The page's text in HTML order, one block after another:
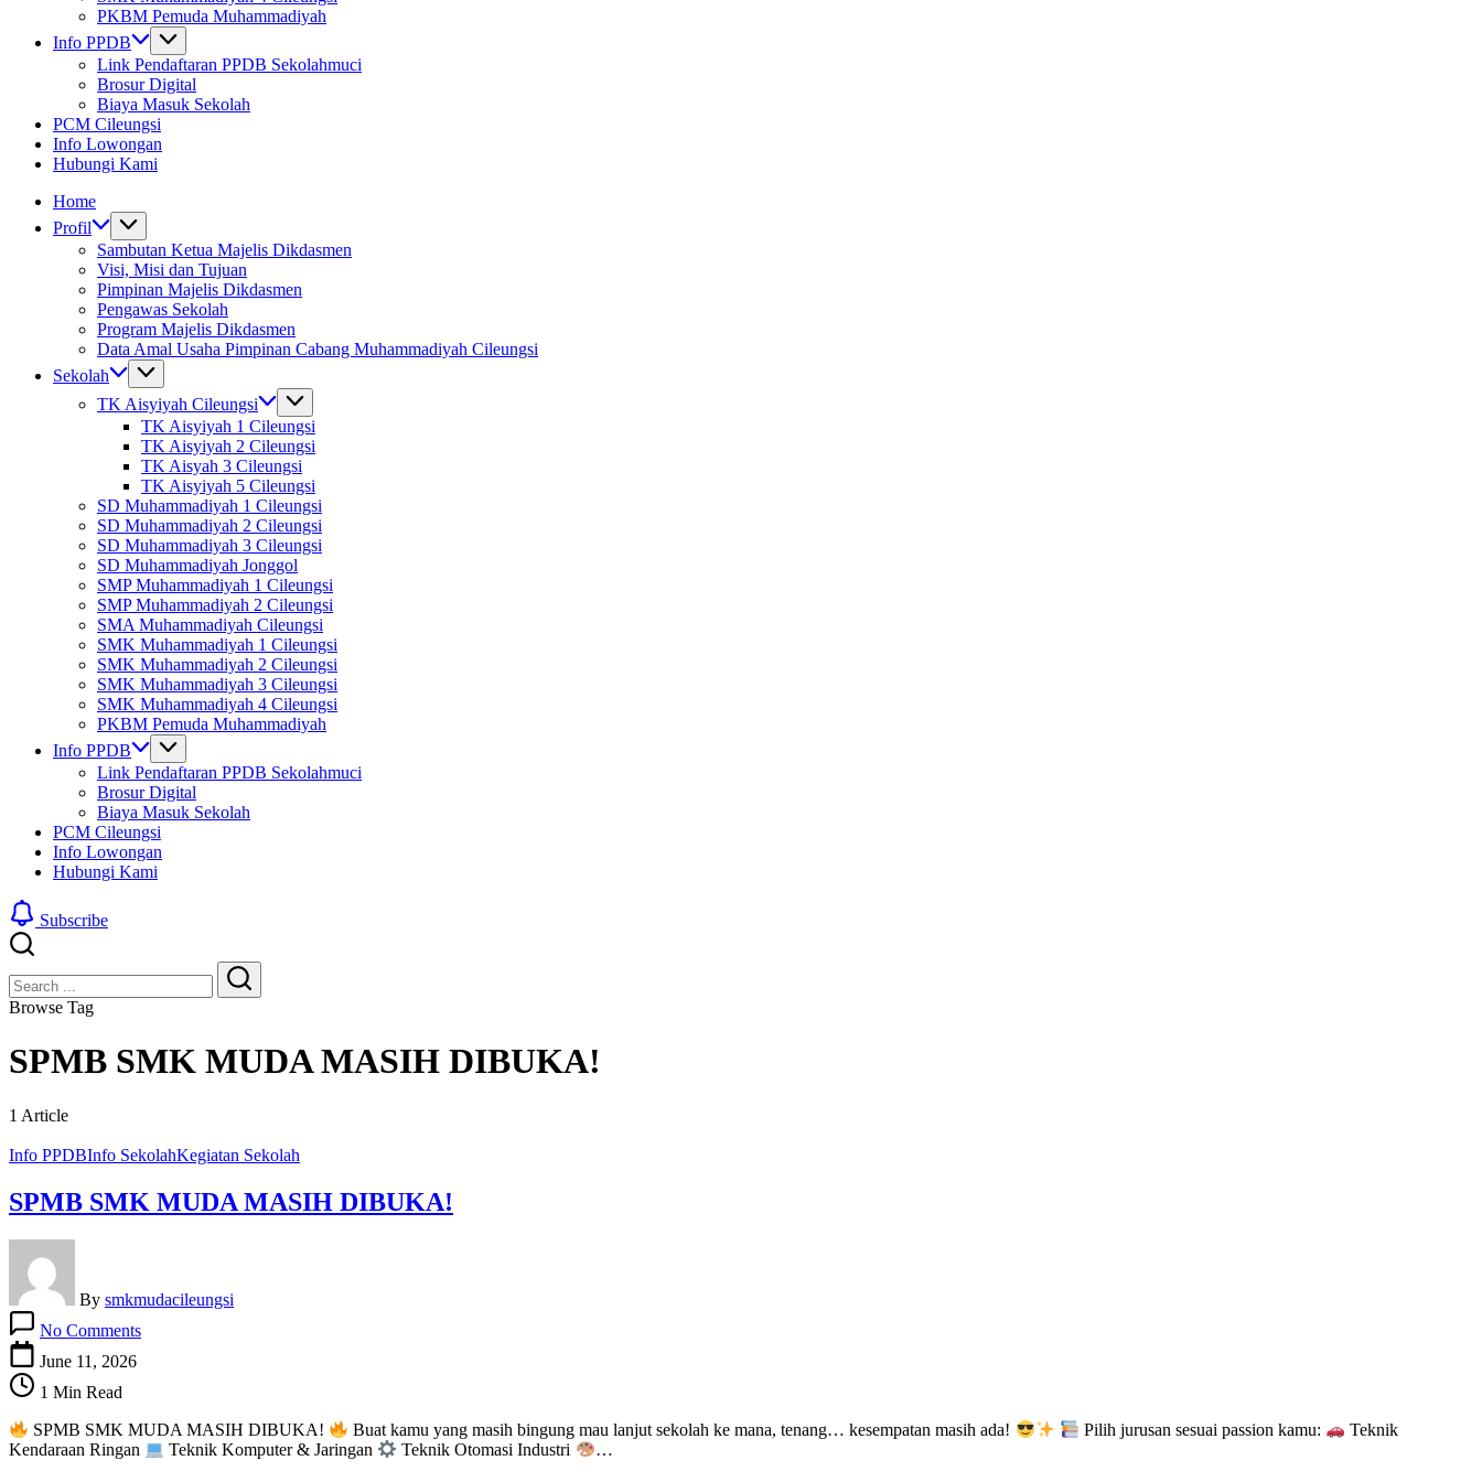
PKBM Pemuda Muhammadiyah
Info PPDB
Link Pendaftaran PPDB Sekolahmuci
Brosur Digital
Biaya Masuk Sekolah
PCM Cileungsi
Info Lowongan
Hubungi Kami
Home
Profil
Sambutan Ketua Majelis Dikdasmen
Visi, Misi dan Tujuan
Pimpinan Majelis Dikdasmen
Pengawas Sekolah
Program Majelis Dikdasmen
Data Amal Usaha Pimpinan Cabang Muhammadiyah Cileungsi
Sekolah
TK Aisyiyah Cileungsi
TK Aisyiyah 1 Cileungsi
TK Aisyiyah 2 Cileungsi
TK Aisyah 3 Cileungsi
TK Aisyiyah 5 Cileungsi
SD Muhammadiyah 1 Cileungsi
SD Muhammadiyah 2 Cileungsi
SD Muhammadiyah 3 Cileungsi
SD Muhammadiyah Jonggol
SMP Muhammadiyah 1 Cileungsi
SMP Muhammadiyah 2 Cileungsi
SMA Muhammadiyah Cileungsi
SMK Muhammadiyah 1 Cileungsi
SMK Muhammadiyah 2 Cileungsi
SMK Muhammadiyah 3 Cileungsi
SMK Muhammadiyah 4 Cileungsi
PKBM Pemuda Muhammadiyah
Info PPDB
Link Pendaftaran PPDB Sekolahmuci
Brosur Digital
Biaya Masuk Sekolah
PCM Cileungsi
Info Lowongan
Hubungi Kami
Subscribe
Search
Search
Browse Tag
SPMB SMK MUDA MASIH DIBUKA!
1 Article
Info PPDBInfo SekolahKegiatan Sekolah
SPMB SMK MUDA MASIH DIBUKA!
By smkmudacileungsi
No CommentsSPMB
June 11, 2026
1 Min Read
SPMB SMK MUDA MASIH DIBUKA! Buat kamu yang masih bingung mau lanjut sekolah ke mana, tenang… kesempatan masih ada! Pilih jurusan sesuai passion kamu:
Teknik
Kendaraan Ringan
Teknik Komputer & Jaringan Teknik Otomasi Industri
…